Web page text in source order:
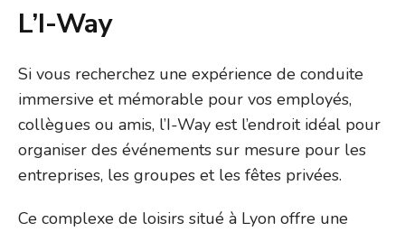
L’I-Way
Si vous recherchez une expérience de conduite
immersive et mémorable pour vos employés,
collègues ou amis, l’I-Way est l’endroit idéal pour
organiser des événements sur mesure pour les
entreprises, les groupes et les fêtes privées.
Ce complexe de loisirs situé à Lyon offre une